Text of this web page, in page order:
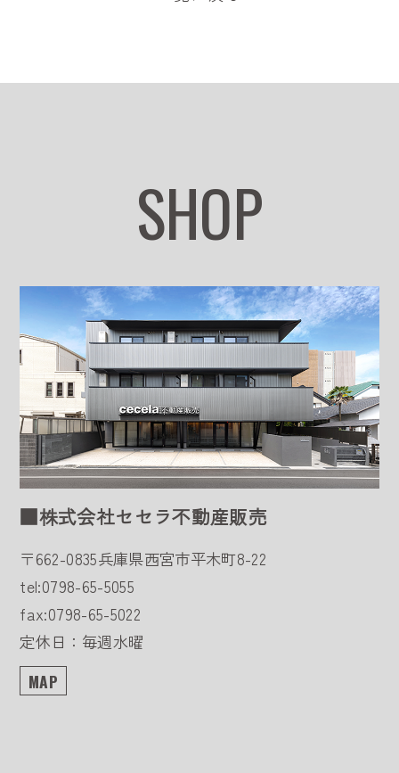
SHOP
■株式会社セセラ不動産販売
〒662-0835兵庫県西宮市平木町8-22
tel:0798-65-5055
fax:0798-65-5022
定休日：毎週水曜
MAP